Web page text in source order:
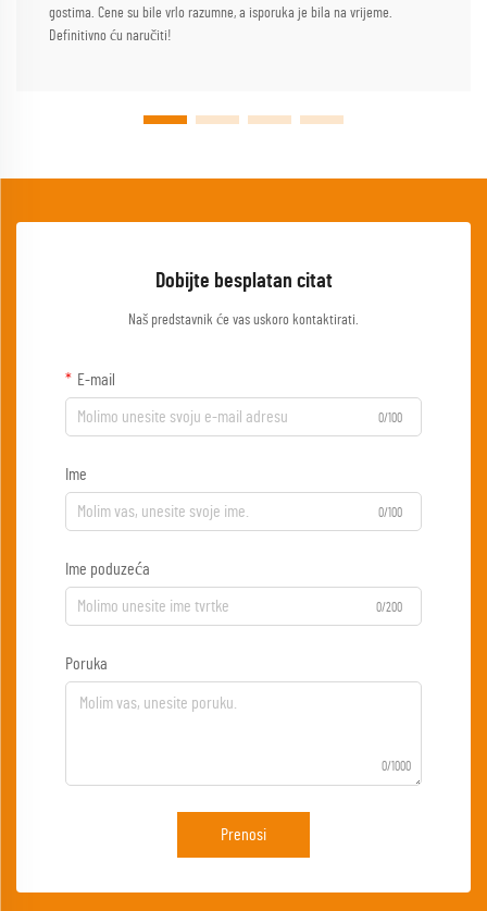
gostima. Cene su bile vrlo razumne, a isporuka je bila na vrijeme.
Definitivno ću naručiti!
Dobijte besplatan citat
Naš predstavnik će vas uskoro kontaktirati.
E-mail
0/100
Ime
0/100
Ime poduzeća
0/200
Poruka
0/1000
Prenosi